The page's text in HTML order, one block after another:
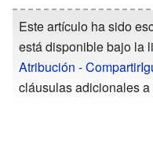
Este artículo ha sido
está disponible bajo la
Atribución -
cláusulas adicionales